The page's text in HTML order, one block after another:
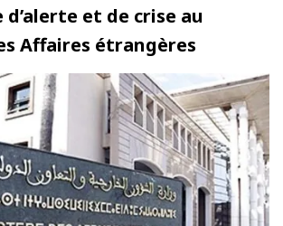
et de crise au
Affaires étrangères